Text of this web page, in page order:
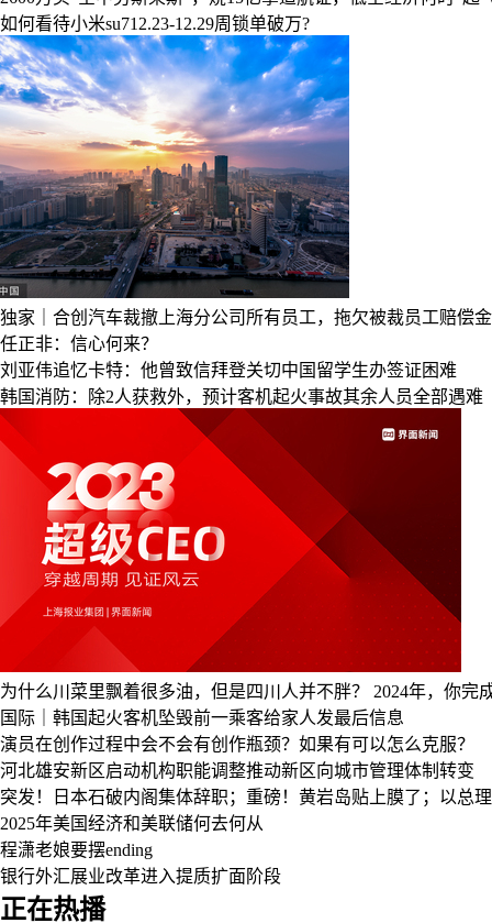
如何看待小米su712.23-12.29周锁单破万?
独家｜合创汽车裁撤上海分公司所有员工，拖欠被裁员工赔偿金
任正非：信心何来？
刘亚伟追忆卡特：他曾致信拜登关切中国留学生办签证困难
韩国消防：除2人获救外，预计客机起火事故其余人员全部遇难
为什么川菜里飘着很多油，但是四川人并不胖？
2024年，你完
国际｜韩国起火客机坠毁前一乘客给家人发最后信息
演员在创作过程中会不会有创作瓶颈？如果有可以怎么克服？
河北雄安新区启动机构职能调整推动新区向城市管理体制转变
突发！日本石破内阁集体辞职；重磅！黄岩岛贴上膜了；以总
2025年美国经济和美联储何去何从
程潇老娘要摆ending
银行外汇展业改革进入提质扩面阶段
正在热播